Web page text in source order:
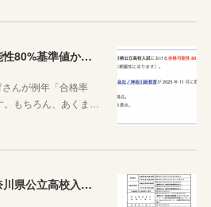
神奈川県公立高校合格可能性80%基準値からわかること
んが例年「合格率
。もちろん、あくま…
2027年度(令和９年度)神奈川県公立高校入試日程が決定しました！